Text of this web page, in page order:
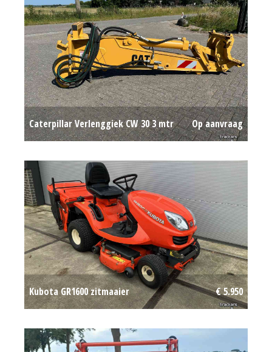
Caterpillar Verlenggiek CW 30 3 mtr Op aanvraag
Kubota GR1600 zitmaaier € 5.950